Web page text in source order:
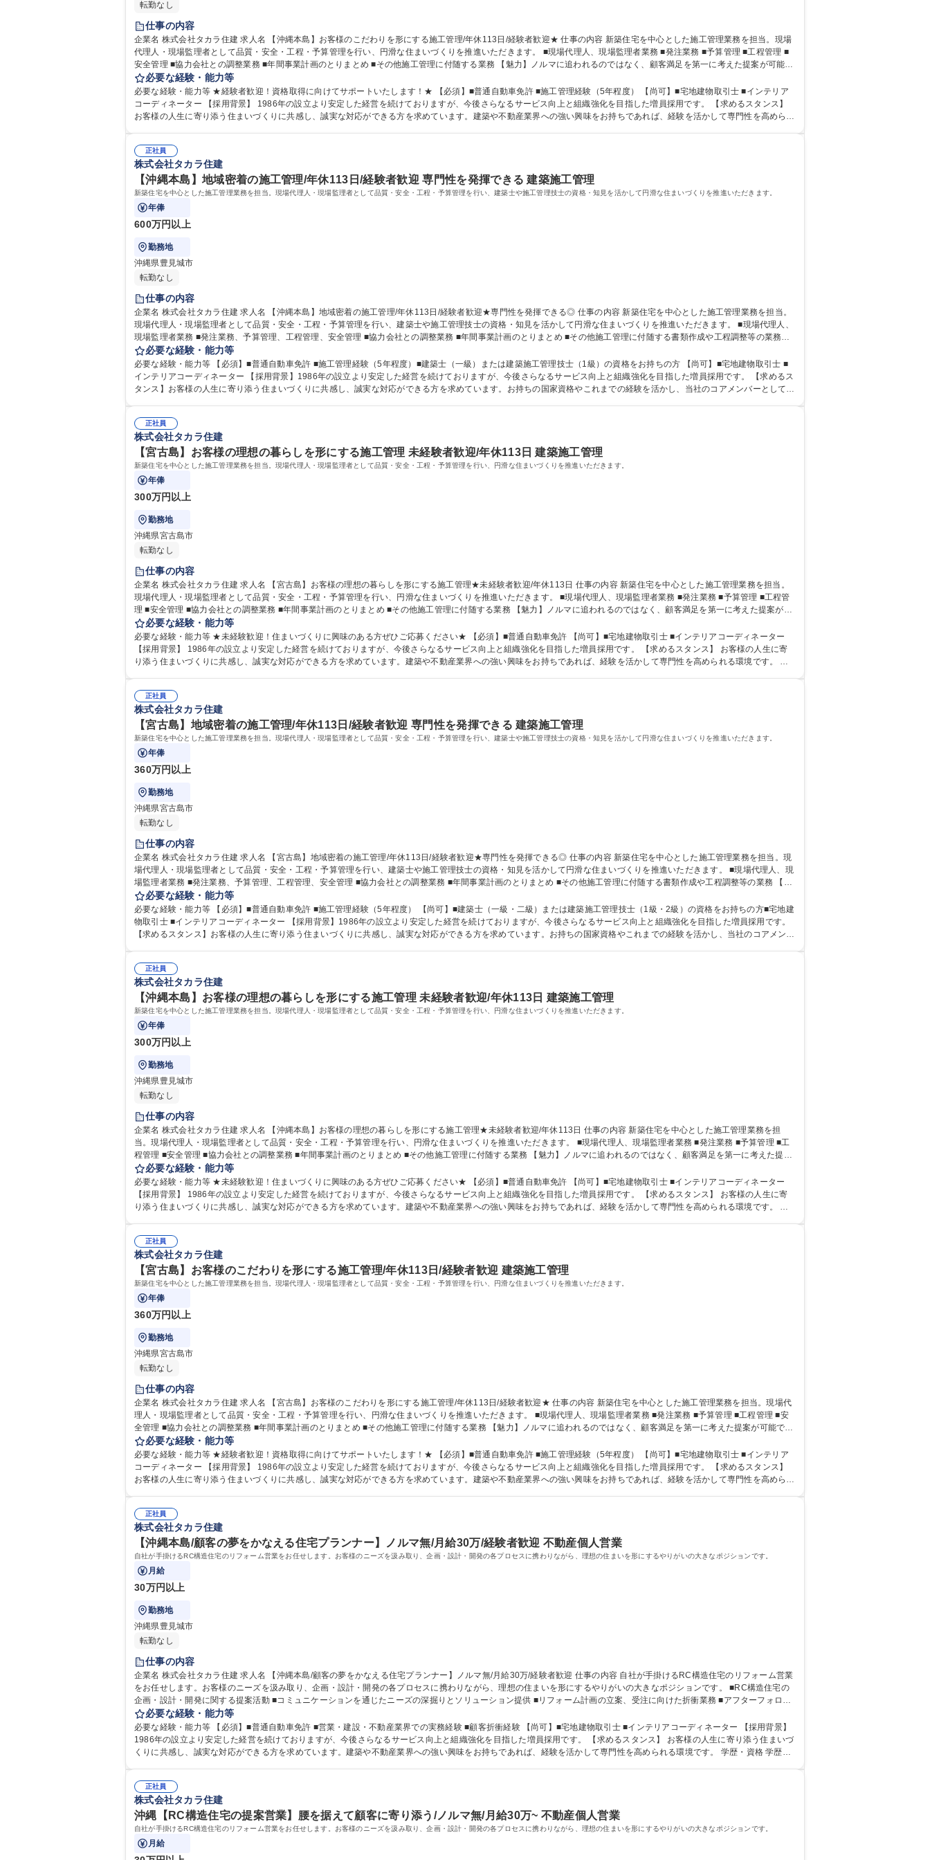
転勤なし
仕事の内容
企業名 株式会社タカラ住建 求人名 【沖縄本島】お客様のこだわりを形にする施工管理/年休113日/経験者歓迎★ 仕事の内容 新築住宅を中心とした施工管理業務を担当。現場
代理人・現場監理者として品質・安全・工程・予算管理を行い、円滑な住まいづくりを推進いただきます。 ■現場代理人、現場監理者業務 ■発注業務 ■予算管理 ■工程管理 ■
安全管理 ■協力会社との調整業務 ■年間事業計画のとりまとめ ■その他施工管理に付随する業務 【魅力】ノルマに追われるのではなく、顧客満足を第一に考えた提案が可能で
必要な経験・能力等
必要な経験・能力等 ★経験者歓迎！資格取得に向けてサポートいたします！★ 【必須】■普通自動車免許 ■施工管理経験（5年程度） 【尚可】■宅地建物取引士 ■インテリア
コーディネーター 【採用背景】 1986年の設立より安定した経営を続けておりますが、今後さらなるサービス向上と組織強化を目指した増員採用です。 【求めるスタンス】
お客様の人生に寄り添う住まいづくりに共感し、誠実な対応ができる方を求めています。建築や不動産業界への強い興味をお持ちであれば、経験を活かして専門性を高められ
正社員
株式会社タカラ住建
【沖縄本島】地域密着の施工管理/年休113日/経験者歓迎 専門性を発揮できる 建築施工管理
新築住宅を中心とした施工管理業務を担当。現場代理人・現場監理者として品質・安全・工程・予算管理を行い、建築士や施工管理技士の資格・知見を活かして円滑な住まいづくりを推進いただきます。
年俸
600万円以上
勤務地
沖縄県豊見城市
転勤なし
仕事の内容
企業名 株式会社タカラ住建 求人名 【沖縄本島】地域密着の施工管理/年休113日/経験者歓迎★専門性を発揮できる◎ 仕事の内容 新築住宅を中心とした施工管理業務を担当。
現場代理人・現場監理者として品質・安全・工程・予算管理を行い、建築士や施工管理技士の資格・知見を活かして円滑な住まいづくりを推進いただきます。 ■現場代理人、
現場監理者業務 ■発注業務、予算管理、工程管理、安全管理 ■協力会社との調整業務 ■年間事業計画のとりまとめ ■その他施工管理に付随する書類作成や工程調整等の業務
必要な経験・能力等
必要な経験・能力等 【必須】■普通自動車免許 ■施工管理経験（5年程度）■建築士（一級）または建築施工管理技士（1級）の資格をお持ちの方 【尚可】■宅地建物取引士 ■
インテリアコーディネーター 【採用背景】1986年の設立より安定した経営を続けておりますが、今後さらなるサービス向上と組織強化を目指した増員採用です。 【求めるス
タンス】お客様の人生に寄り添う住まいづくりに共感し、誠実な対応ができる方を求めています。お持ちの国家資格やこれまでの経験を活かし、当社のコアメンバーとして専
正社員
株式会社タカラ住建
【宮古島】お客様の理想の暮らしを形にする施工管理 未経験者歓迎/年休113日 建築施工管理
新築住宅を中心とした施工管理業務を担当。現場代理人・現場監理者として品質・安全・工程・予算管理を行い、円滑な住まいづくりを推進いただきます。
年俸
300万円以上
勤務地
沖縄県宮古島市
転勤なし
仕事の内容
企業名 株式会社タカラ住建 求人名 【宮古島】お客様の理想の暮らしを形にする施工管理★未経験者歓迎/年休113日 仕事の内容 新築住宅を中心とした施工管理業務を担当。
現場代理人・現場監理者として品質・安全・工程・予算管理を行い、円滑な住まいづくりを推進いただきます。 ■現場代理人、現場監理者業務 ■発注業務 ■予算管理 ■工程管
理 ■安全管理 ■協力会社との調整業務 ■年間事業計画のとりまとめ ■その他施工管理に付随する業務 【魅力】ノルマに追われるのではなく、顧客満足を第一に考えた提案が可
必要な経験・能力等
必要な経験・能力等 ★未経験歓迎！住まいづくりに興味のある方ぜひご応募ください★ 【必須】■普通自動車免許 【尚可】■宅地建物取引士 ■インテリアコーディネーター
【採用背景】 1986年の設立より安定した経営を続けておりますが、今後さらなるサービス向上と組織強化を目指した増員採用です。 【求めるスタンス】 お客様の人生に寄
り添う住まいづくりに共感し、誠実な対応ができる方を求めています。建築や不動産業界への強い興味をお持ちであれば、経験を活かして専門性を高められる環境です。 学
正社員
株式会社タカラ住建
【宮古島】地域密着の施工管理/年休113日/経験者歓迎 専門性を発揮できる 建築施工管理
新築住宅を中心とした施工管理業務を担当。現場代理人・現場監理者として品質・安全・工程・予算管理を行い、建築士や施工管理技士の資格・知見を活かして円滑な住まいづくりを推進いただきます。
年俸
360万円以上
勤務地
沖縄県宮古島市
転勤なし
仕事の内容
企業名 株式会社タカラ住建 求人名 【宮古島】地域密着の施工管理/年休113日/経験者歓迎★専門性を発揮できる◎ 仕事の内容 新築住宅を中心とした施工管理業務を担当。現
場代理人・現場監理者として品質・安全・工程・予算管理を行い、建築士や施工管理技士の資格・知見を活かして円滑な住まいづくりを推進いただきます。 ■現場代理人、現
場監理者業務 ■発注業務、予算管理、工程管理、安全管理 ■協力会社との調整業務 ■年間事業計画のとりまとめ ■その他施工管理に付随する書類作成や工程調整等の業務 【業
必要な経験・能力等
必要な経験・能力等 【必須】■普通自動車免許 ■施工管理経験（5年程度） 【尚可】■建築士（一級・二級）または建築施工管理技士（1級・2級）の資格をお持ちの方■宅地建
物取引士 ■インテリアコーディネーター 【採用背景】1986年の設立より安定した経営を続けておりますが、今後さらなるサービス向上と組織強化を目指した増員採用です。
【求めるスタンス】お客様の人生に寄り添う住まいづくりに共感し、誠実な対応ができる方を求めています。お持ちの国家資格やこれまでの経験を活かし、当社のコアメンバ
正社員
株式会社タカラ住建
【沖縄本島】お客様の理想の暮らしを形にする施工管理 未経験者歓迎/年休113日 建築施工管理
新築住宅を中心とした施工管理業務を担当。現場代理人・現場監理者として品質・安全・工程・予算管理を行い、円滑な住まいづくりを推進いただきます。
年俸
300万円以上
勤務地
沖縄県豊見城市
転勤なし
仕事の内容
企業名 株式会社タカラ住建 求人名 【沖縄本島】お客様の理想の暮らしを形にする施工管理★未経験者歓迎/年休113日 仕事の内容 新築住宅を中心とした施工管理業務を担
当。現場代理人・現場監理者として品質・安全・工程・予算管理を行い、円滑な住まいづくりを推進いただきます。 ■現場代理人、現場監理者業務 ■発注業務 ■予算管理 ■工
程管理 ■安全管理 ■協力会社との調整業務 ■年間事業計画のとりまとめ ■その他施工管理に付随する業務 【魅力】ノルマに追われるのではなく、顧客満足を第一に考えた提案
必要な経験・能力等
必要な経験・能力等 ★未経験歓迎！住まいづくりに興味のある方ぜひご応募ください★ 【必須】■普通自動車免許 【尚可】■宅地建物取引士 ■インテリアコーディネーター
【採用背景】 1986年の設立より安定した経営を続けておりますが、今後さらなるサービス向上と組織強化を目指した増員採用です。 【求めるスタンス】 お客様の人生に寄
り添う住まいづくりに共感し、誠実な対応ができる方を求めています。建築や不動産業界への強い興味をお持ちであれば、経験を活かして専門性を高められる環境です。 学
正社員
株式会社タカラ住建
【宮古島】お客様のこだわりを形にする施工管理/年休113日/経験者歓迎 建築施工管理
新築住宅を中心とした施工管理業務を担当。現場代理人・現場監理者として品質・安全・工程・予算管理を行い、円滑な住まいづくりを推進いただきます。
年俸
360万円以上
勤務地
沖縄県宮古島市
転勤なし
仕事の内容
企業名 株式会社タカラ住建 求人名 【宮古島】お客様のこだわりを形にする施工管理/年休113日/経験者歓迎★ 仕事の内容 新築住宅を中心とした施工管理業務を担当。現場代
理人・現場監理者として品質・安全・工程・予算管理を行い、円滑な住まいづくりを推進いただきます。 ■現場代理人、現場監理者業務 ■発注業務 ■予算管理 ■工程管理 ■安
全管理 ■協力会社との調整業務 ■年間事業計画のとりまとめ ■その他施工管理に付随する業務 【魅力】ノルマに追われるのではなく、顧客満足を第一に考えた提案が可能で
必要な経験・能力等
必要な経験・能力等 ★経験者歓迎！資格取得に向けてサポートいたします！★ 【必須】■普通自動車免許 ■施工管理経験（5年程度） 【尚可】■宅地建物取引士 ■インテリア
コーディネーター 【採用背景】 1986年の設立より安定した経営を続けておりますが、今後さらなるサービス向上と組織強化を目指した増員採用です。 【求めるスタンス】
お客様の人生に寄り添う住まいづくりに共感し、誠実な対応ができる方を求めています。建築や不動産業界への強い興味をお持ちであれば、経験を活かして専門性を高められ
正社員
株式会社タカラ住建
【沖縄本島/顧客の夢をかなえる住宅プランナー】ノルマ無/月給30万/経験者歓迎 不動産個人営業
自社が手掛けるRC構造住宅のリフォーム営業をお任せします。お客様のニーズを汲み取り、企画・設計・開発の各プロセスに携わりながら、理想の住まいを形にするやりがいの大きなポジションです。
月給
30万円以上
勤務地
沖縄県豊見城市
転勤なし
仕事の内容
企業名 株式会社タカラ住建 求人名 【沖縄本島/顧客の夢をかなえる住宅プランナー】ノルマ無/月給30万/経験者歓迎 仕事の内容 自社が手掛けるRC構造住宅のリフォーム営業
をお任せします。お客様のニーズを汲み取り、企画・設計・開発の各プロセスに携わりながら、理想の住まいを形にするやりがいの大きなポジションです。 ■RC構造住宅の
企画・設計・開発に関する提案活動 ■コミュニケーションを通じたニーズの深掘りとソリューション提供 ■リフォーム計画の立案、受注に向けた折衝業務 ■アフターフォロー
を通じた顧客満足度の向上 【魅力】ノルマに追われるのではなく、顧客満足を第一に考えた提案が可能です。 【業務内容の変更範囲：当社業務全般】 募集職種 【沖縄本島/
顧客の夢をかなえる住宅プランナー】ノルマ無/月給30万/経験者歓迎
必要な経験・能力等
必要な経験・能力等 【必須】■普通自動車免許 ■営業・建設・不動産業界での実務経験 ■顧客折衝経験 【尚可】■宅地建物取引士 ■インテリアコーディネーター 【採用背景】
1986年の設立より安定した経営を続けておりますが、今後さらなるサービス向上と組織強化を目指した増員採用です。 【求めるスタンス】 お客様の人生に寄り添う住まいづ
くりに共感し、誠実な対応ができる方を求めています。建築や不動産業界への強い興味をお持ちであれば、経験を活かして専門性を高められる環境です。 学歴・資格 学歴：
正社員
株式会社タカラ住建
沖縄【RC構造住宅の提案営業】腰を据えて顧客に寄り添う/ノルマ無/月給30万~ 不動産個人営業
自社が手掛けるRC構造住宅のリフォーム営業をお任せします。お客様のニーズを汲み取り、企画・設計・開発の各プロセスに携わりながら、理想の住まいを形にするやりがいの大きなポジションです。
月給